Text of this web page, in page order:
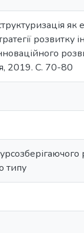
як
розвитку
2019. С. 70-80
типу